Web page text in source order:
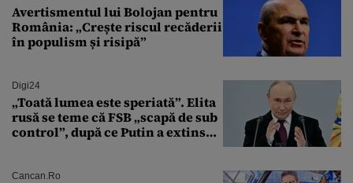
Avertismentul lui Bolojan pentru
România: „Crește riscul recăderii
în populism și risipă”
Digi24
„Toată lumea este speriată”. Elita
rusă se teme că FSB „scapă de sub
control”, după ce Putin a extins
Cancan.ro